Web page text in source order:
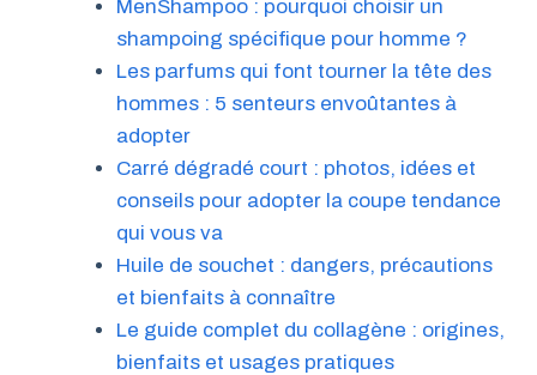
MenShampoo : pourquoi choisir un
shampoing spécifique pour homme ?
Les parfums qui font tourner la tête des
hommes : 5 senteurs envoûtantes à
adopter
Carré dégradé court : photos, idées et
conseils pour adopter la coupe tendance
qui vous va
Huile de souchet : dangers, précautions
et bienfaits à connaître
Le guide complet du collagène : origines,
bienfaits et usages pratiques